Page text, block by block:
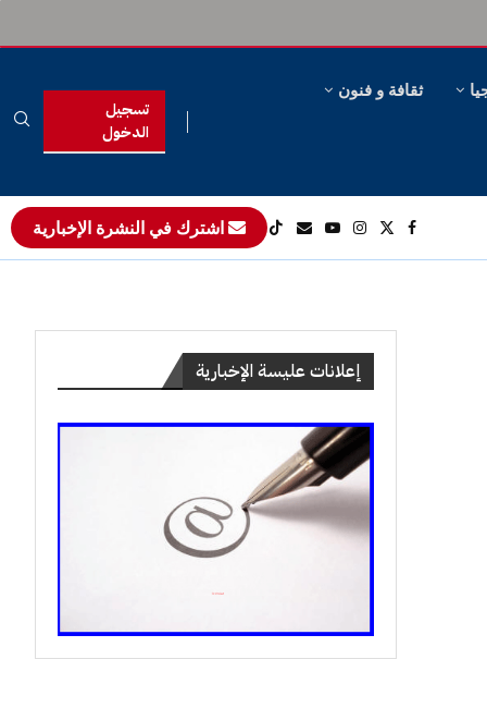
ثقافة و فنون
تسجيل
الدخول
اشترك في النشرة الإخبارية
إعلانات عليسة الإخبارية